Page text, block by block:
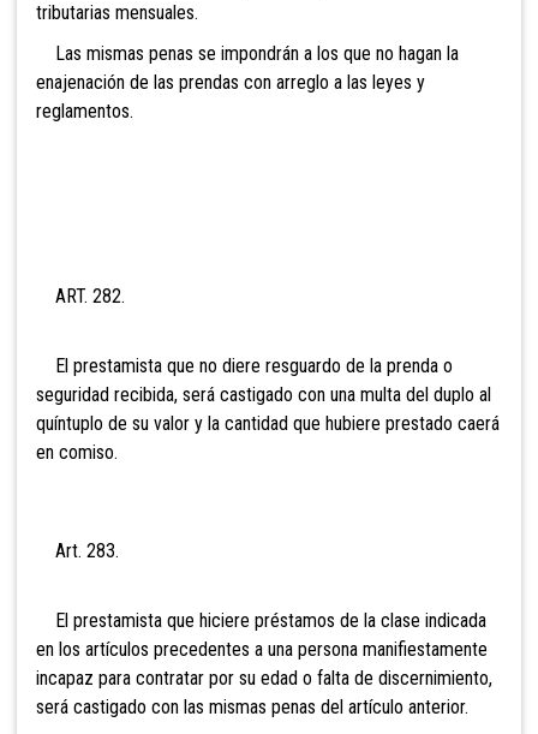
tributarias mensuales.
Las mismas penas se impondrán a los que no hagan la
enajenación de las prendas con arreglo a las leyes y
reglamentos.
ART. 282.
El prestamista que no diere resguardo de la prenda o
seguridad recibida, será castigado con una multa del duplo al
quíntuplo de su valor y la cantidad que hubiere prestado caerá
en comiso.
Art. 283.
El prestamista que hiciere préstamos de la clase indicada
en los artículos precedentes a una persona manifiestamente
incapaz para contratar por su edad o falta de discernimiento,
será castigado con las mismas penas del artículo anterior.